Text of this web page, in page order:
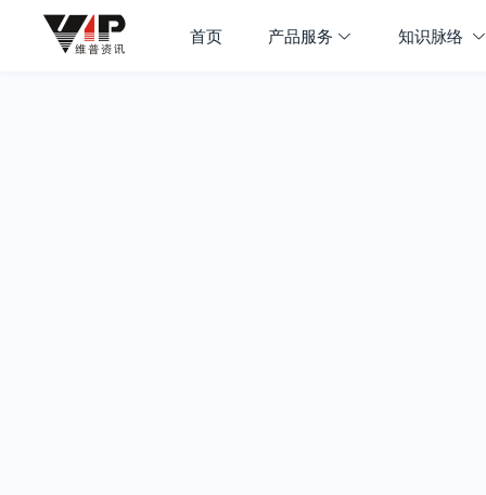
首页 产品服务 知识脉络